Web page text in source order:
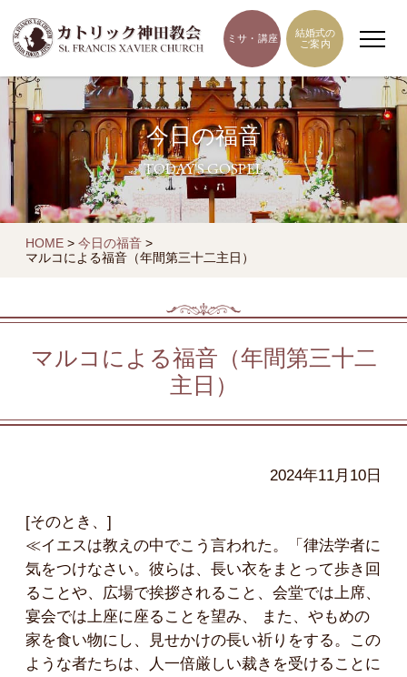
ミサ・講座
結婚式の
ご案内
今日の福音
TODAY'S GOSPEL
HOME > 今日の福音 >
マルコによる福音（年間第三十二主日）
マルコによる福音（年間第三十二
主日）
2024年11月10日
[そのとき、]
≪イエスは教えの中でこう言われた。「律法学者に
気をつけなさい。彼らは、長い衣をまとって歩き回
ることや、広場で挨拶されること、会堂では上席、
宴会では上座に座ることを望み、 また、やもめの
家を食い物にし、見せかけの長い祈りをする。この
ような者たちは、人一倍厳しい裁きを受けることに